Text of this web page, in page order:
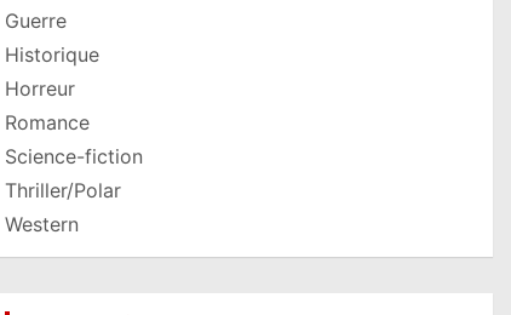
Guerre
Historique
Horreur
Romance
Science-fiction
Thriller/Polar
Western